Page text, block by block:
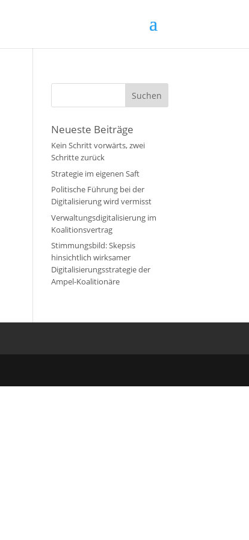
Neueste Beiträge
Kein Schritt vorwärts, zwei
Schritte zurück
Strategie im eigenen Saft
Politische Führung bei der
Digitalisierung wird vermisst
Verwaltungsdigitalisierung im
Koalitionsvertrag
Stimmungsbild: Skepsis
hinsichtlich wirksamer
Digitalisierungsstrategie der
Ampel-Koalitionäre